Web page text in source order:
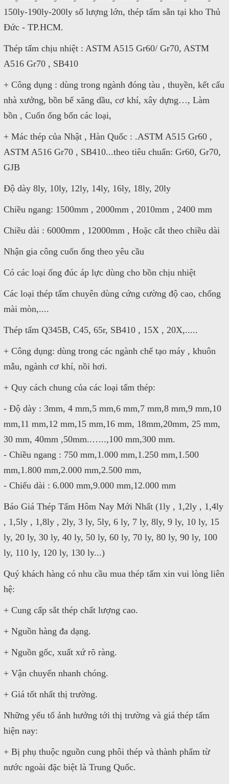
150ly-190ly-200ly số lượng lớn, thép tấm sẵn tại kho Thủ
Đức - TP.HCM.
Thép tấm chịu nhiệt : ASTM A515 Gr60/ Gr70, ASTM
A516 Gr70 , SB410
+ Công dụng : dùng trong ngành đóng tàu , thuyền, kết cấu
nhà xưởng, bồn bể xăng dầu, cơ khí, xây dựng…, Làm
bồn , Cuốn ống bốn các loại,
+ Mác thép của Nhật , Hàn Quốc : .ASTM A515 Gr60 ,
ASTM A516 Gr70 , SB410...theo tiêu chuẩn: Gr60, Gr70,
GJB
Độ dày 8ly, 10ly, 12ly, 14ly, 16ly, 18ly, 20ly
Chiều ngang: 1500mm , 2000mm , 2010mm , 2400 mm
Chiều dài : 6000mm , 12000mm , Hoặc cắt theo chiều dài
Nhận gia công cuốn ống theo yêu cầu
Có các loại ống đúc áp lực dùng cho bồn chịu nhiệt
Các loại thép tấm chuyên dùng cứng cường độ cao, chống
mài mòn,....
Thép tấm Q345B, C45, 65r, SB410 , 15X , 20X,.....
+ Công dụng: dùng trong các ngành chế tạo máy , khuôn
mẫu, ngành cơ khí, nồi hơi.
+ Quy cách chung của các loại tấm thép:
- Độ dày : 3mm, 4 mm,5 mm,6 mm,7 mm,8 mm,9 mm,10
mm,11 mm,12 mm,15 mm,16 mm, 18mm,20mm, 25 mm,
30 mm, 40mm ,50mm..…..,100 mm,300 mm.
- Chiều ngang : 750 mm,1.000 mm,1.250 mm,1.500
mm,1.800 mm,2.000 mm,2.500 mm,
- Chiếu dài : 6.000 mm,9.000 mm,12.000 mm
Báo Giá Thép Tấm Hôm Nay Mới Nhất (1ly , 1,2ly , 1,4ly
, 1,5ly , 1,8ly , 2ly, 3 ly, 5ly, 6 ly, 7 ly, 8ly, 9 ly, 10 ly, 15
ly, 20 ly, 30 ly, 40 ly, 50 ly, 60 ly, 70 ly, 80 ly, 90 ly, 100
ly, 110 ly, 120 ly, 130 ly...)
Quý khách hàng có nhu cầu mua thép tấm xin vui lòng liên
hệ:
+ Cung cấp sắt thép chất lượng cao.
+ Nguồn hàng đa dạng.
+ Nguồn gốc, xuất xứ rõ ràng.
+ Vận chuyển nhanh chóng.
+ Giá tốt nhất thị trường.
Những yếu tố ảnh hưởng tới thị trường và giá thép tấm
hiện nay:
+ Bị phụ thuộc nguồn cung phôi thép và thành phẩm từ
nước ngoài đặc biệt là Trung Quốc.